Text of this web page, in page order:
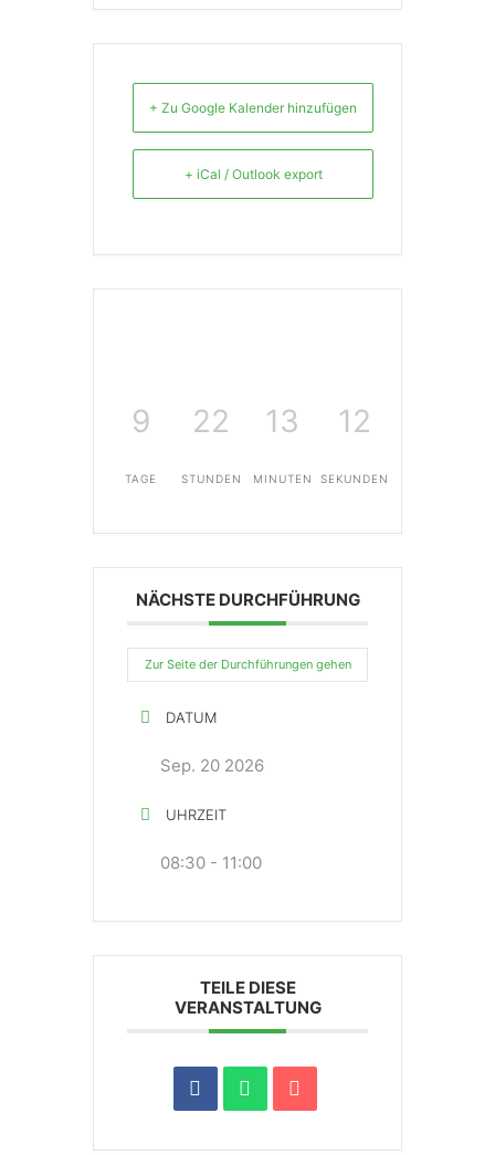
+ Zu Google Kalender hinzufügen
+ iCal / Outlook export
9
TAGE
22
STUNDEN
13
MINUTEN
12
SEKUNDEN
NÄCHSTE DURCHFÜHRUNG
Zur Seite der Durchführungen gehen
DATUM
Sep. 20 2026
UHRZEIT
08:30 - 11:00
TEILE DIESE
VERANSTALTUNG